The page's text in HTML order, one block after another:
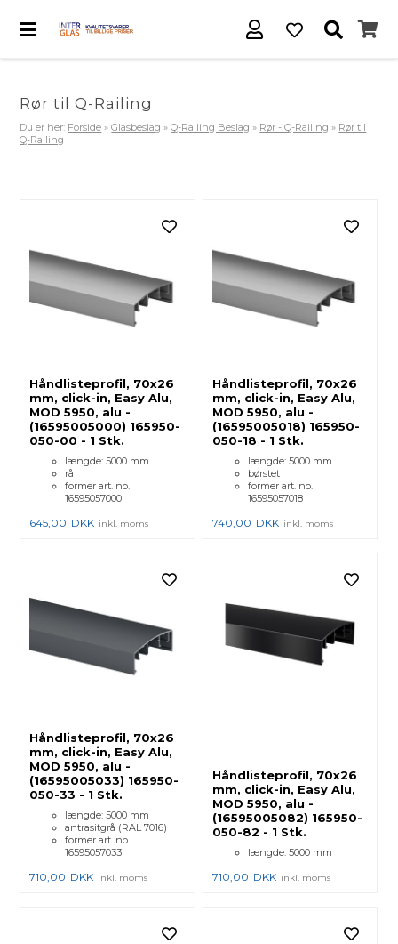
Rør til Q-Railing
Du er her: Forside »Glasbeslag »Q-Railing Beslag » Rør - Q-Railing » Rør til
Q-Railing
Håndlisteprofil, 70x26
mm, click-in, Easy Alu,
MOD 5950, alu -
(16595005000) 165950-
050-00 - 1 Stk.
længde: 5000 mm
rå
former art. no.
16595057000
645,00 DKK inkl. moms
Håndlisteprofil, 70x26
mm, click-in, Easy Alu,
MOD 5950, alu -
(16595005018) 165950-
050-18 - 1 Stk.
længde: 5000 mm
børstet
former art. no.
16595057018
740,00 DKK inkl. moms
Håndlisteprofil, 70x26
mm, click-in, Easy Alu,
MOD 5950, alu -
(16595005033) 165950-
050-33 - 1 Stk.
længde: 5000 mm
antrasitgrå (RAL 7016)
former art. no.
16595057033
710,00 DKK inkl. moms
Håndlisteprofil, 70x26
mm, click-in, Easy Alu,
MOD 5950, alu -
(16595005082) 165950-
050-82 - 1 Stk.
længde: 5000 mm
710,00 DKK inkl. moms